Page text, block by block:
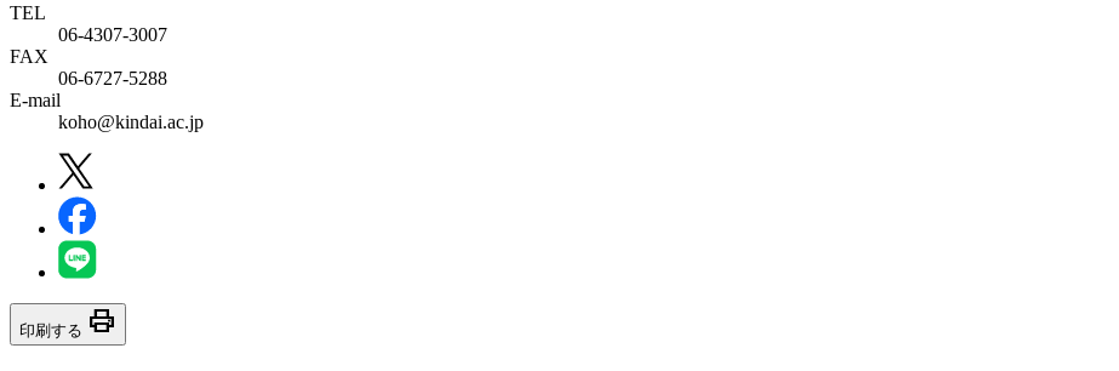
TEL
06‐4307‐3007
FAX
06‐6727‐5288
E-mail
koho@kindai.ac.jp
印刷する print